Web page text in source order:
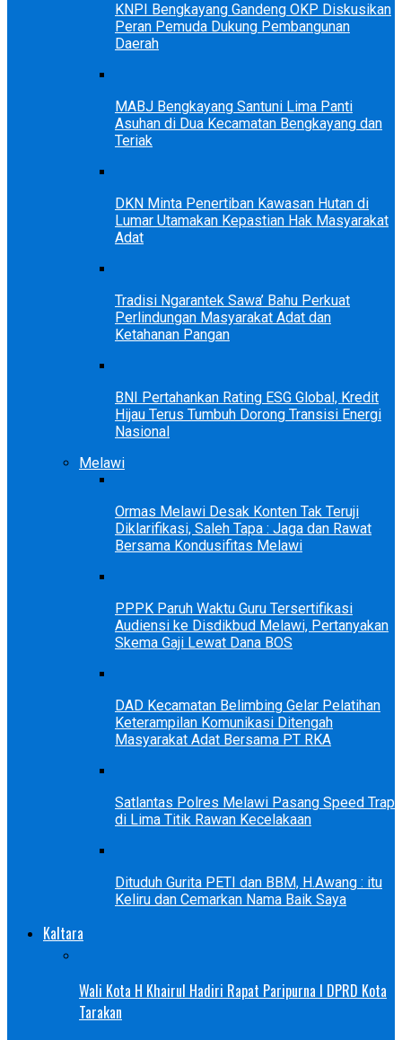
KNPI Bengkayang Gandeng OKP Diskusikan
Peran Pemuda Dukung Pembangunan
Daerah
MABJ Bengkayang Santuni Lima Panti
Asuhan di Dua Kecamatan Bengkayang dan
Teriak
DKN Minta Penertiban Kawasan Hutan di
Lumar Utamakan Kepastian Hak Masyarakat
Adat
Tradisi Ngarantek Sawa’ Bahu Perkuat
Perlindungan Masyarakat Adat dan
Ketahanan Pangan
BNI Pertahankan Rating ESG Global, Kredit
Hijau Terus Tumbuh Dorong Transisi Energi
Nasional
Melawi
Ormas Melawi Desak Konten Tak Teruji
Diklarifikasi, Saleh Tapa : Jaga dan Rawat
Bersama Kondusifitas Melawi
PPPK Paruh Waktu Guru Tersertifikasi
Audiensi ke Disdikbud Melawi, Pertanyakan
Skema Gaji Lewat Dana BOS
DAD Kecamatan Belimbing Gelar Pelatihan
Keterampilan Komunikasi Ditengah
Masyarakat Adat Bersama PT RKA
Satlantas Polres Melawi Pasang Speed Trap
di Lima Titik Rawan Kecelakaan
Dituduh Gurita PETI dan BBM, H.Awang : itu
Keliru dan Cemarkan Nama Baik Saya
Kaltara
Wali Kota H Khairul Hadiri Rapat Paripurna I DPRD Kota
Tarakan